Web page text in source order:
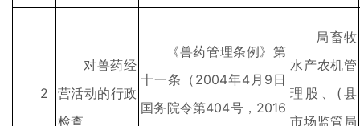
2
对兽药经
营活动的行政
检查
《兽药管理条例》第
十一条（2004年4月9日
国务院令第404号，2016
局畜牧
水产农机管
理股、(县
市场监管局